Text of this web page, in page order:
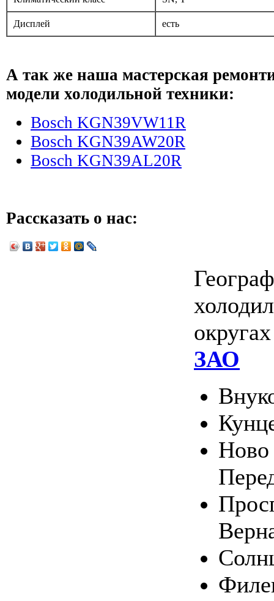
Дисплей есть
А так же наша мастерская
модели холодильной техники:
Bosch KGN39VW11R
Bosch KGN39AW20R
Bosch KGN39AL20R
Рассказать о нас:
ЗАО